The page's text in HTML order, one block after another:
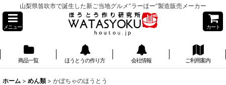
山梨県笛吹市で誕生した新ご当地グルメ”ラーほー”製造販売メーカー
メニュー カート
商品一覧 ほうとうの作り方 会社情報 ご利用案内
ホーム > めん類 > かぼちゃのほうとう